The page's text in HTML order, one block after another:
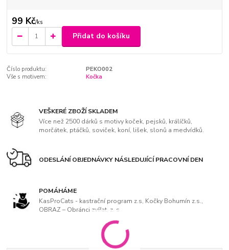
99 Kč/ks
Přidat do košíku
Číslo produktu:
PEKO002
Vše s motivem:
Kočka
VEŠKERÉ ZBOŽÍ SKLADEM
Více než 2500 dárků s motivy koček, pejsků, králíčků,
morčátek, ptáčků, soviček, koní, lišek, slonů a medvídků.
ODESLÁNÍ OBJEDNÁVKY NÁSLEDUJÍCÍ PRACOVNÍ DEN
POMÁHÁME
KasProCats - kastrační program z.s, Kočky Bohumín z.s.,
OBRAZ – Obránci zvířat, z. s